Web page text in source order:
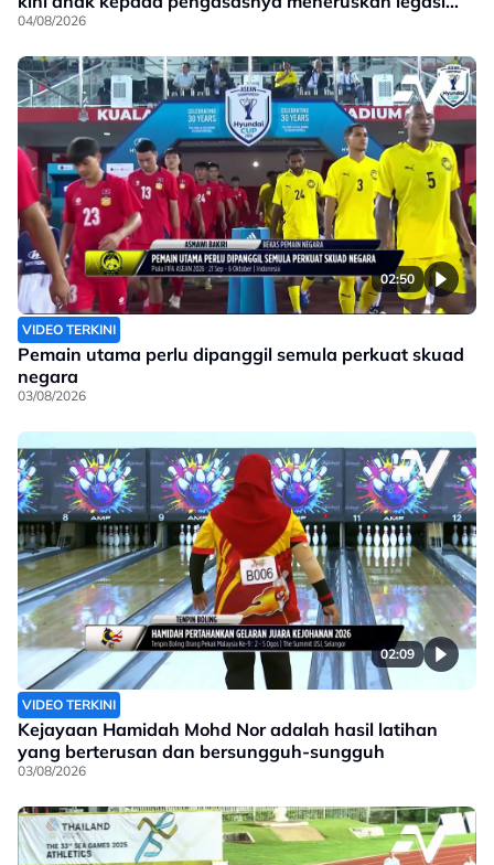
yang telah ditinggalkan
04/08/2026
02:50
VIDEO TERKINI
Pemain utama perlu dipanggil semula perkuat skuad
negara
03/08/2026
02:09
VIDEO TERKINI
Kejayaan Hamidah Mohd Nor adalah hasil latihan
yang berterusan dan bersungguh-sungguh
03/08/2026